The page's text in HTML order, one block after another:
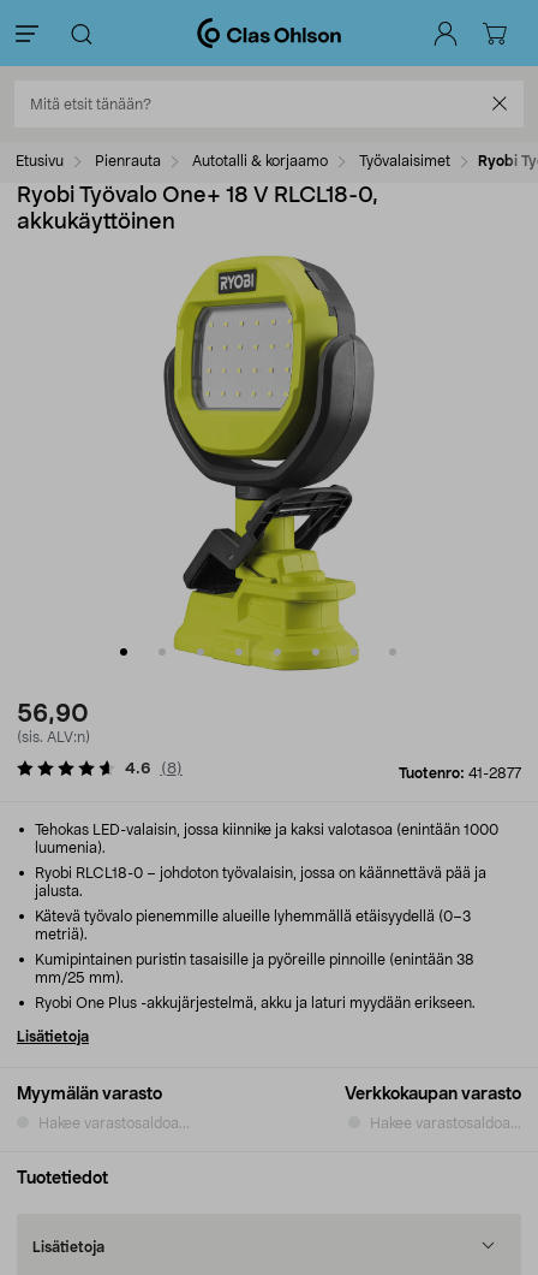
Etusivu Pienrauta Autotalli & korjaamo Työvalaisimet Ryobi
Ryobi Työvalo One+ 18 V RLCL18-0,
akkukäyttöinen
56,90
(sis. ALV:n)
Tuotenro: 41-2877
4.6 (8)
Myymälän varasto
Hakee varastosaldoa...
Verkkokaupan varasto
Hakee varastosaldoa...
Tehokas LED-valaisin, jossa kiinnike ja kaksi valotasoa (enintään 1000
luumenia).
Ryobi RLCL18-0 – johdoton työvalaisin, jossa on käännettävä pää ja
jalusta.
Kätevä työvalo pienemmille alueille lyhemmällä etäisyydellä (0–3
metriä).
Kumipintainen puristin tasaisille ja pyöreille pinnoille (enintään 38
mm/25 mm).
Ryobi One Plus -akkujärjestelmä, akku ja laturi myydään erikseen.
Lisätietoja
Tuotetiedot
Lisätietoja